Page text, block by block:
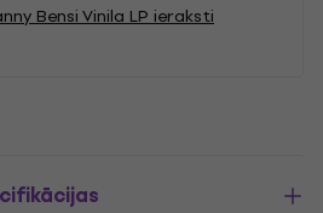
Bensi Vinila LP ieraksti